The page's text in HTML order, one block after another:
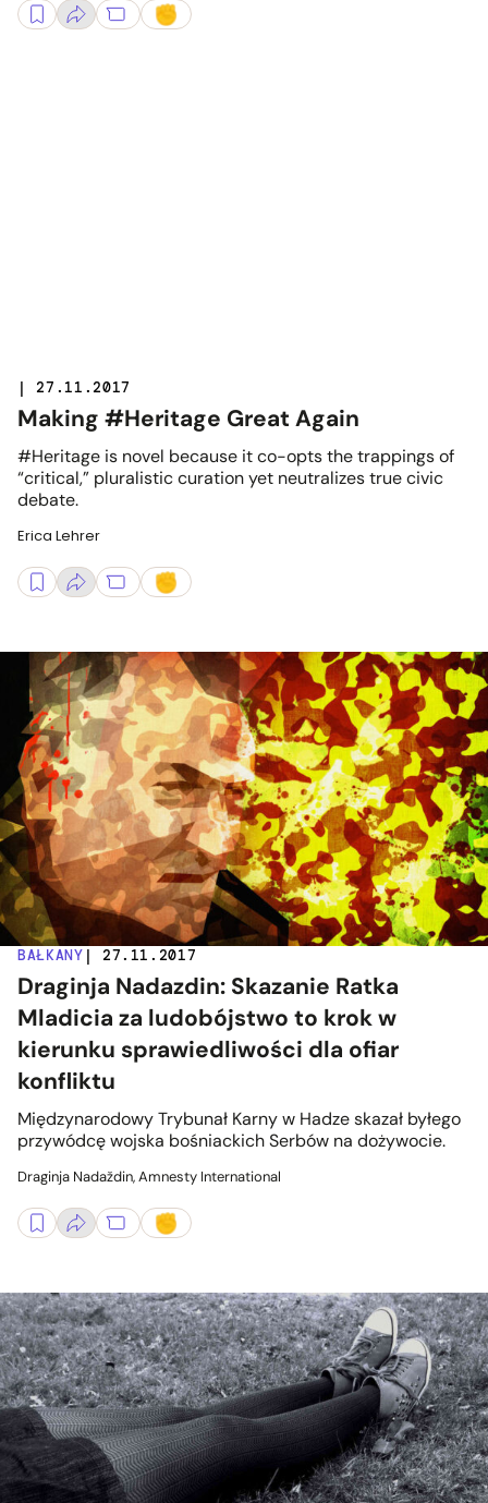
| 27.11.2017
Making #Heritage Great Again
#Heritage is novel because it co-opts the trappings of
“critical,” pluralistic curation yet neutralizes true civic
debate.
Erica Lehrer
BAŁKANY | 27.11.2017
Draginja Nadazdin: Skazanie Ratka
Mladicia za ludobójstwo to krok w
kierunku sprawiedliwości dla ofiar
konfliktu
Międzynarodowy Trybunał Karny w Hadze skazał byłego
przywódcę wojska bośniackich Serbów na dożywocie.
Draginja Nadaždin, Amnesty International